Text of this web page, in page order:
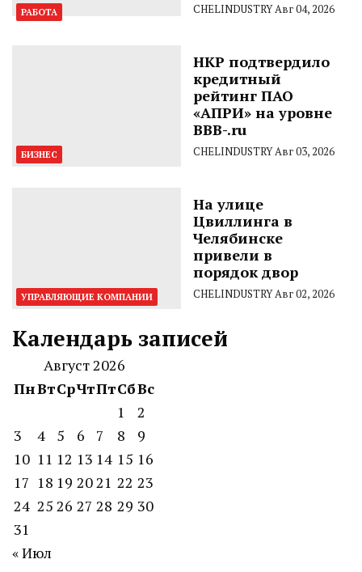
РАБОТА CHELINDUSTRYАвг 04, 2026
БИЗНЕС
НКР подтвердило
кредитный
рейтинг ПАО
«АПРИ» на уровне
BBB-.ru
CHELINDUSTRYАвг 03, 2026
УПРАВЛЯЮЩИЕ КОМПАНИИ
На улице
Цвиллинга в
Челябинске
привели в
порядок двор
CHELINDUSTRYАвг 02, 2026
Календарь записей
Август 2026
ПнВтСрЧтПтСбВс
1
2
3
4 5 6 7 8
9
10 11 12 13 14 15 16
17 18 19 2021 22 23
24 25 26 27 28 29 30
31
« Июл